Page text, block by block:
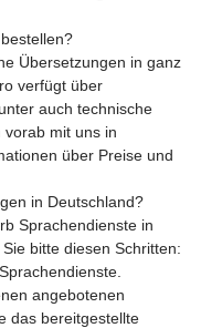
Übersetzungen in ganz
verfügt über
auch technische
vorab mit uns in
über Preise und
in Deutschland?
Sprachendienste in
bitte diesen Schritten:
angebotenen
das bereitgestellte